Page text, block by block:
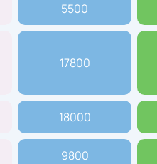
5500
17800
18000
9800